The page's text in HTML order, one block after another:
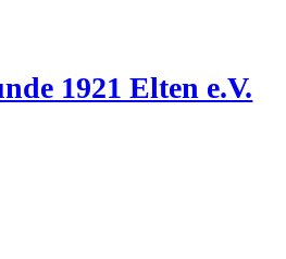
1921 Elten e.V.